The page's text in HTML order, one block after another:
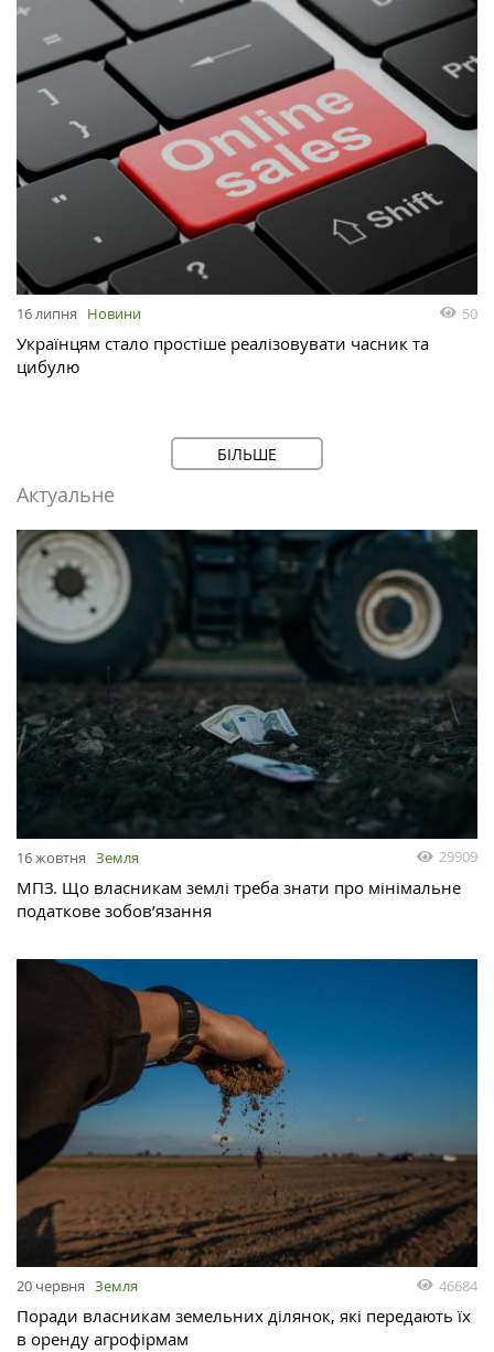
16 липня Новини 50
Українцям стало простіше реалізовувати часник та
цибулю
БІЛЬШЕ
Актуальне
16 жовтня Земля 29909
МПЗ. Що власникам землі треба знати про мінімальне
податкове зобов’язання
20 червня Земля 46684
Поради власникам земельних ділянок, які передають їх
в оренду агрофірмам